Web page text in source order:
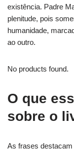
existência. Padre
plenitude, pois
humanidade,
ao outro.
No products found.
O que
sobre o
As frases